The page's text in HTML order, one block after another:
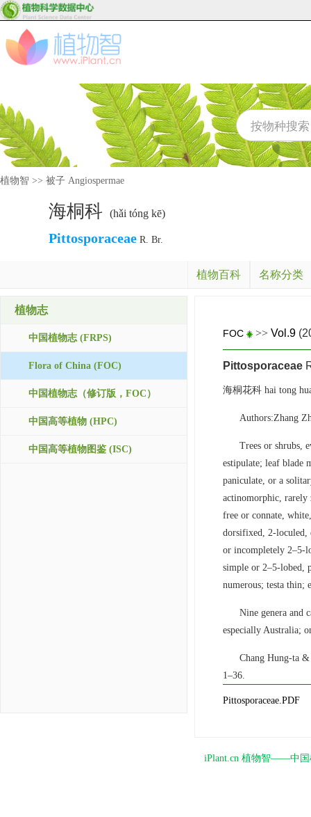
植物智 >> 被子 Angiospermae
海桐科 (hǎi tóng kē)
Pittosporaceae R. Br.
植物百科 名称分类
植物志
中国植物志 (FRPS)
Flora of China (FOC)
中国植物志（修订版，FOC）
中国高等植物 (HPC)
中国高等植物图鉴 (ISC)
FOC >> Vol.9
Pittosporaceae
海桐花科 hai tong
Authors:Zhang
Trees or shrubs,
estipulate; leaf blade
paniculate, or a
actinomorphic, rarely
free or connate,
dorsifixed, 2-loculed,
or incompletely 2–5-
simple or 2–5-lobed,
numerous; testa thin;
Nine genera and
especially Australia;
Chang Hung-ta
1–36.
Pittosporaceae.PDF
iPlant.cn 植物智——中国